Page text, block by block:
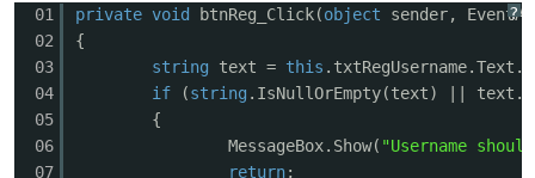
?
01
02
03
04
05
06
07
private void btnReg_Click(object
sender,
{
string
text = this
if
(string .IsNullOrEmpty(text) ||
{
MessageBox.Show( "Username
return;